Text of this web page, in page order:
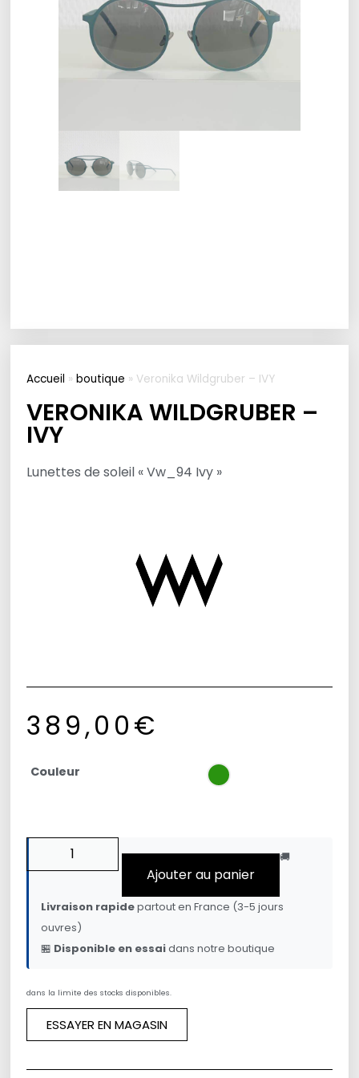
Accueil »boutique » Veronika Wildgruber – IVY
VERONIKA WILDGRUBER –
IVY
Lunettes de soleil « Vw_94 Ivy »
389,00€
Couleur
Ajouter au panier
🚚
Livraison rapidepartout en France (3-5 jours
ouvres)
🏪 Disponible en essaidans notre boutique
dans la limite des stocks disponibles.
ESSAYER EN MAGASIN